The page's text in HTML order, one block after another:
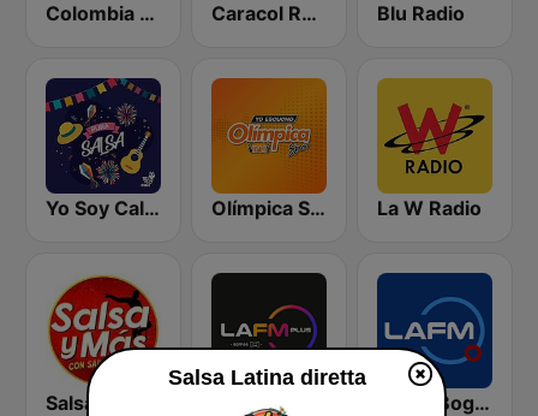
Colombia Salsa Rosa Caracol Radio Blu Radio
Yo Soy Cali Salsa Olímpica Stereo - Medellín 104.9 FM La W Radio
La FM Plus La FM Bogotá
Salsa Latina diretta